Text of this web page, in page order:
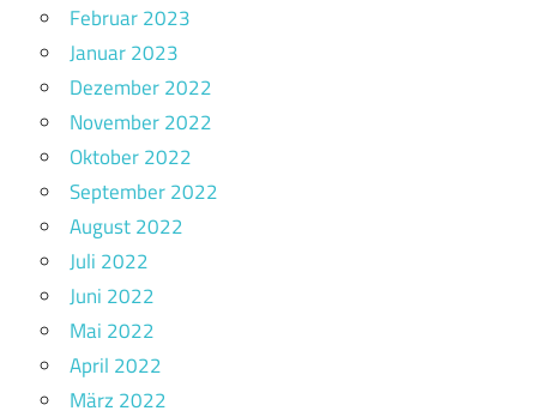
Februar 2023
Januar 2023
Dezember 2022
November 2022
Oktober 2022
September 2022
August 2022
Juli 2022
Juni 2022
Mai 2022
April 2022
März 2022